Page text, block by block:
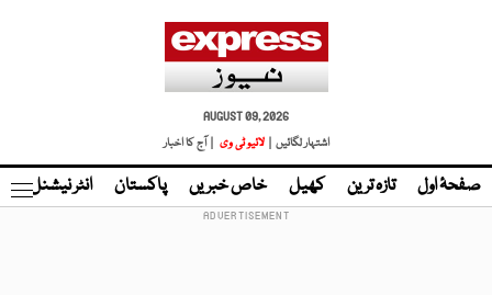
AUGUST 09, 2026
اشتہار لگائیں |
لائیو ٹی وی | آج کا اخبار
صفحۂ اول تازہ ترین کھیل خاص خبریں پاکستان انٹر نیشنل